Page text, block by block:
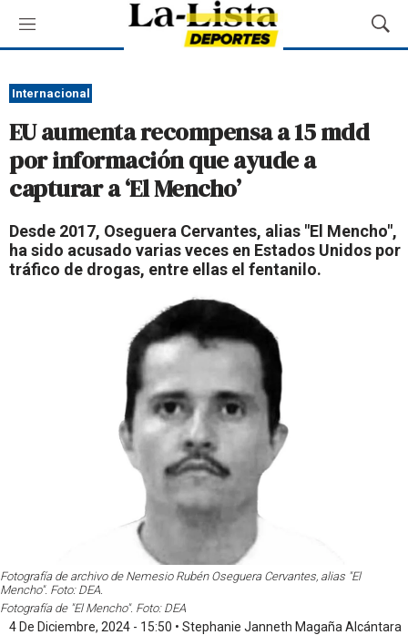
M
e
ú
M
o
q
u
e
Internacional
EU aumenta recompensa a 15 mdd
por información que ayude a
capturar a ‘El Mencho’
Desde 2017, Oseguera Cervantes, alias "El Mencho",
ha sido acusado varias veces en Estados Unidos por
tráfico de drogas, entre ellas el fentanilo.
Fotografía de archivo de Nemesio Rubén Oseguera Cervantes, alias "El
Mencho". Foto: DEA.
Fotografía de "El Mencho". Foto: DEA
4 De Diciembre, 2024 - 15:50 • Stephanie Janneth Magaña Alcántara